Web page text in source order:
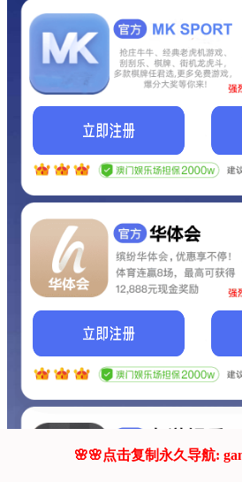
Hey
我们即将上
我们的网站正
它将是非常棒
联系我们!